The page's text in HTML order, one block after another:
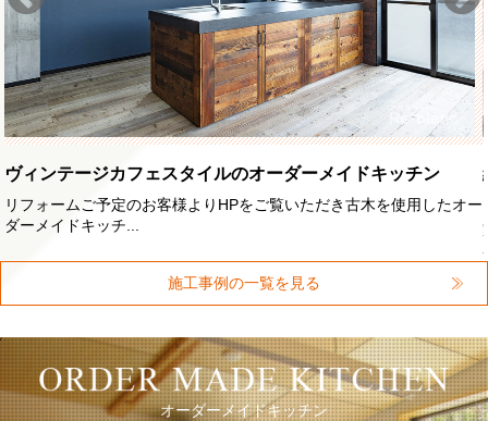
絶好のロケーションで家族がゆったりと過ごせるリゾートキ
ッチン
家族が暮らす拠点にと、リゾートマンションの1室をご購入されたお
施工事例の一覧を見る
オーダーメイドキッチン